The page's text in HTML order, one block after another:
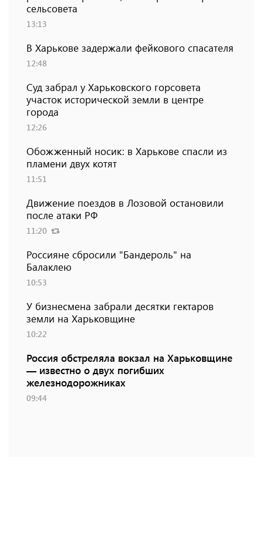
сельсовета
13:13
В Харькове задержали фейкового спасателя
12:48
Суд забрал у Харьковского горсовета
участок исторической земли в центре
города
12:26
Обожженный носик: в Харькове спасли из
пламени двух котят
11:51
Движение поездов в Лозовой остановили
после атаки РФ
11:20
Россияне сбросили "Бандероль" на
Балаклею
10:53
У бизнесмена забрали десятки гектаров
земли на Харьковщине
10:22
Россия обстреляла вокзал на Харьковщине
— известно о двух погибших
железнодорожниках
09:44